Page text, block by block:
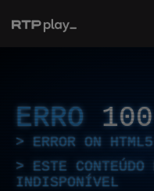
ERRO 100
ERROR ON
ESTE CONTEÚDO
INDISPONÍVEL